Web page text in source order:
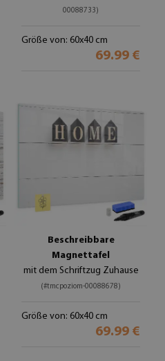
00088733)
Größe von: 60x40 cm
69.99 €
Beschreibbare
Magnettafel
mit dem Schriftzug Zuhause
(#tmcpoziom-00088678)
Größe von: 60x40 cm
69.99 €